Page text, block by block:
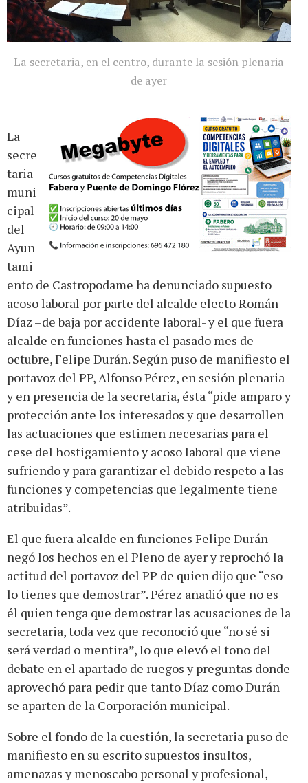
La secretaria, en el centro, durante la sesión plenaria
de ayer
La
secre
taria
muni
cipal
del
Ayun
tami
ento de Castropodame ha denunciado supuesto
acoso laboral por parte del alcalde electo Román
Díaz –de baja por accidente laboral- y el que fuera
alcalde en funciones hasta el pasado mes de
octubre, Felipe Durán. Según puso de manifiesto el
portavoz del PP, Alfonso Pérez, en sesión plenaria
y en presencia de la secretaria, ésta “pide amparo y
protección ante los interesados y que desarrollen
las actuaciones que estimen necesarias para el
cese del hostigamiento y acoso laboral que viene
sufriendo y para garantizar el debido respeto a las
funciones y competencias que legalmente tiene
atribuidas”.
El que fuera alcalde en funciones Felipe Durán
negó los hechos en el Pleno de ayer y reprochó la
actitud del portavoz del PP de quien dijo que “eso
lo tienes que demostrar”. Pérez añadió que no es
él quien tenga que demostrar las acusaciones de la
secretaria, toda vez que reconoció que “no sé si
será verdad o mentira”, lo que elevó el tono del
debate en el apartado de ruegos y preguntas donde
aprovechó para pedir que tanto Díaz como Durán
se aparten de la Corporación municipal.
Sobre el fondo de la cuestión, la secretaria puso de
manifiesto en su escrito supuestos insultos,
amenazas y menoscabo personal y profesional,